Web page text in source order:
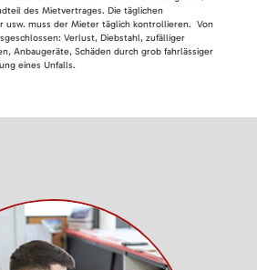
des Mietvertrages. Die täglichen
usw. muss der Mieter täglich kontrollieren. Von
Verlust, Diebstahl, zufälliger
Anbaugeräte, Schäden durch grob fahrlässiger
eines Unfalls.